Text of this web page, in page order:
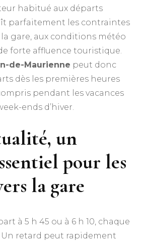
habitué aux départs
parfaitement les contraintes
la gare, aux conditions météo
forte affluence touristique.
de-Maurienne peut donc
dès les premières heures
pendant les vacances
ends d’hiver.
un
pour les
la gare
à 5 h 45 ou à 6 h 10, chaque
retard peut rapidement